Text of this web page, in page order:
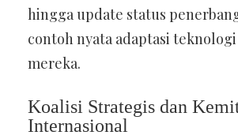
hingga update status
contoh nyata adaptasi
mereka.
Koalisi Strategis dan
Internasional